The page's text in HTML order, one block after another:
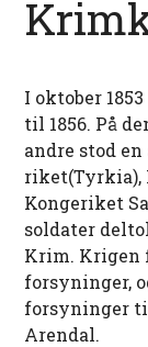
I oktober
til 1856. På
andre stod
riket(Tyrkia),
Kongeriket
soldater
Krim. Krigen
forsyninger,
forsyninger
Arendal.